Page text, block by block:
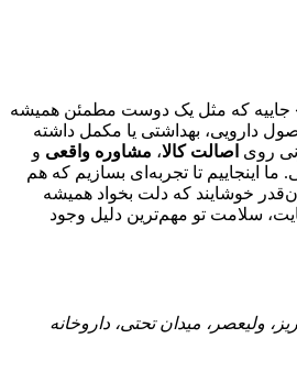
جاییه که مثل یک دوست مطمئن همیشه
دارویی، بهداشتی یا مکمل داشته
روی اصالت کالا، مشاوره واقعی و
اینجاییم تا تجربه‌ای بسازیم که هم
خوشایند که دلت بخواد همیشه
سلامت تو مهم‌ترین دلیل وجود
ولیعصر، میدان تحتی، داروخانه